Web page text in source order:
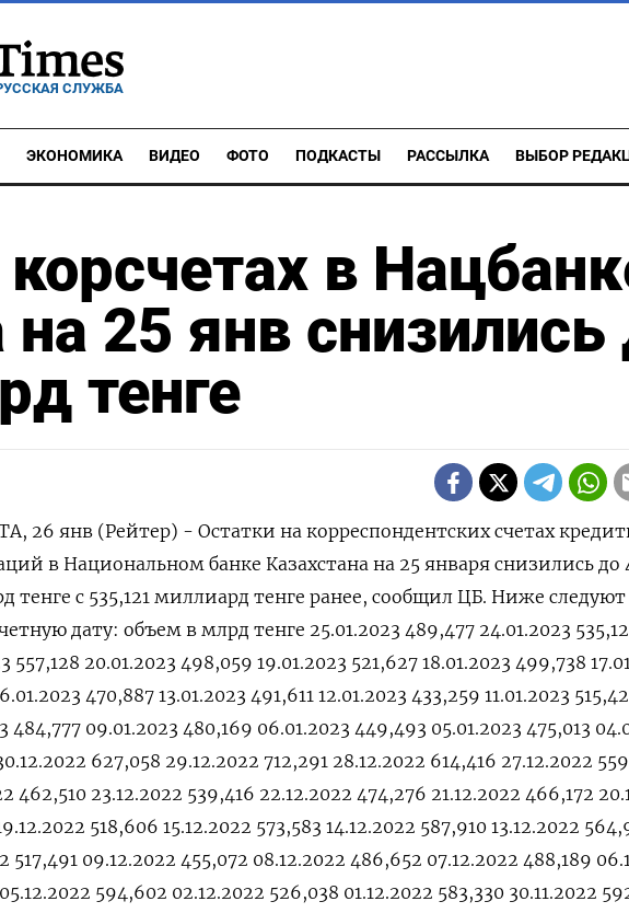
СЛУЖБА
ЭКОНОМИКА ВИДЕО ФОТО ПОДКАСТЫ РАССЫЛКА ВЫБОР
в
на 25 янв снизились
тенге
26 янв (Рейтер) - Остатки на корреспондентских счетах
в Национальном банке Казахстана на 25 января снизились до
тенге с 535,121 миллиард тенге ранее, сообщил ЦБ. Ниже
дату: объем в млрд тенге 25.01.2023 489,477 24.01.2023
557,128 20.01.2023 498,059 19.01.2023 521,627 18.01.2023 499,738
470,887 13.01.2023 491,611 12.01.2023 433,259 11.01.2023
484,777 09.01.2023 480,169 06.01.2023 449,493 05.01.2023 475,013
627,058 29.12.2022 712,291 28.12.2022 614,416 27.12.2022
462,510 23.12.2022 539,416 22.12.2022 474,276 21.12.2022 466,172
518,606 15.12.2022 573,583 14.12.2022 587,910 13.12.2022
517,491 09.12.2022 455,072 08.12.2022 486,652 07.12.2022 488,189
594,602 02.12.2022 526,038 01.12.2022 583,330 30.11.2022